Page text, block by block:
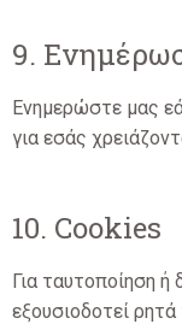
9.
Ενημερώστε μας
για εσάς
10. Cookies
Για ταυτοποίηση ή
εξουσιοδοτεί